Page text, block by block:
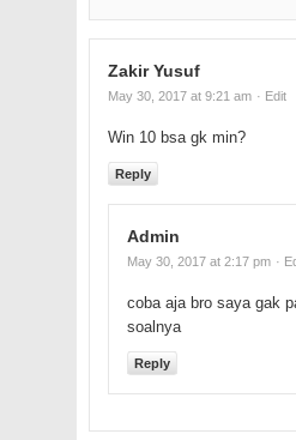
Zakir Yusuf
May 30, 2017 at 9:21 am · Edit
Win 10 bsa gk min?
Reply
Admin
May 30, 2017 at 2:17 pm ·
coba aja bro saya gak
soalnya
Reply